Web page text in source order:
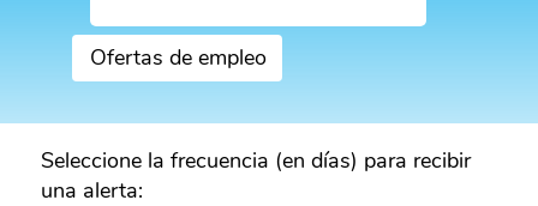
Seleccione la frecuencia (en días) para recibir
una alerta: